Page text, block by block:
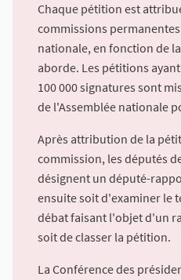
Chaque pétition est
commissions
nationale, en fonction de
aborde. Les pétitions
100 000 signatures sont
de l'Assemblée nationale
Après attribution de la
commission, les députés
désignent un député-
ensuite soit d'examiner le
débat faisant l'objet d'un
soit de classer la pétition.
La Conférence des